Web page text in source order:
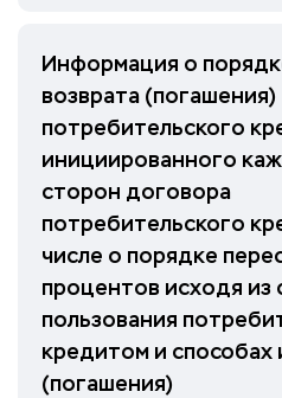
Информация о
возврата (погашения)
потребительского
инициированного
сторон договора
потребительского
числе о порядке
процентов исходя из
пользования
кредитом и способах
(погашения)